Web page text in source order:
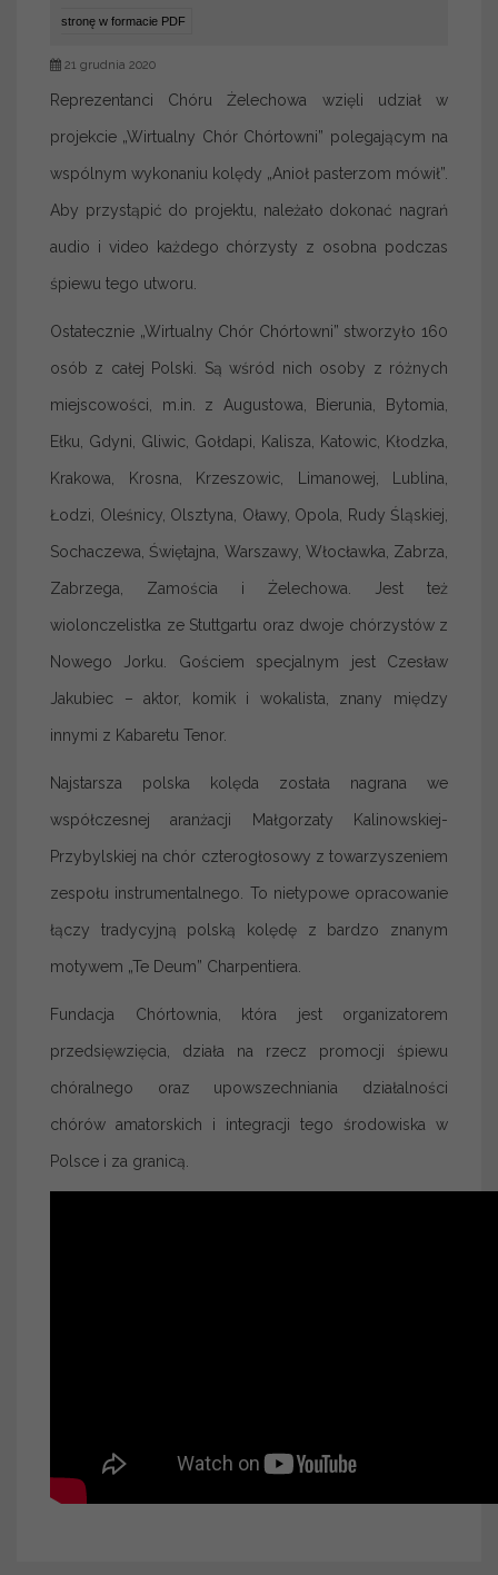
stronę w formacie PDF
21 grudnia 2020
Reprezentanci Chóru Żelechowa wzięli udział w
projekcie „Wirtualny Chór Chórtowni” polegającym na
wspólnym wykonaniu kolędy „Anioł pasterzom mówił”.
Aby przystąpić do projektu, należało dokonać nagrań
audio i video każdego chórzysty z osobna podczas
śpiewu tego utworu.
Ostatecznie „Wirtualny Chór Chórtowni” stworzyło 160
osób z całej Polski. Są wśród nich osoby z różnych
miejscowości, m.in. z Augustowa, Bierunia, Bytomia,
Ełku, Gdyni, Gliwic, Gołdapi, Kalisza, Katowic, Kłodzka,
Krakowa, Krosna, Krzeszowic, Limanowej, Lublina,
Łodzi, Oleśnicy, Olsztyna, Oławy, Opola, Rudy Śląskiej,
Sochaczewa, Świętajna, Warszawy, Włocławka, Zabrza,
Zabrzega, Zamościa i Żelechowa. Jest też
wiolonczelistka ze Stuttgartu oraz dwoje chórzystów z
Nowego Jorku. Gościem specjalnym jest Czesław
Jakubiec – aktor, komik i wokalista, znany między
innymi z Kabaretu Tenor.
Najstarsza polska kolęda została nagrana we
współczesnej aranżacji Małgorzaty Kalinowskiej-
Przybylskiej na chór czterogłosowy z towarzyszeniem
zespołu instrumentalnego. To nietypowe opracowanie
łączy tradycyjną polską kolędę z bardzo znanym
motywem „Te Deum” Charpentiera.
Fundacja Chórtownia, która jest organizatorem
przedsięwzięcia, działa na rzecz promocji śpiewu
chóralnego oraz upowszechniania działalności
chórów amatorskich i integracji tego środowiska w
Polsce i za granicą.